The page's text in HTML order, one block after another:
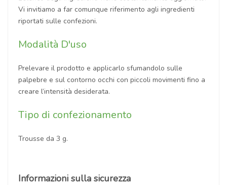
Vi invitiamo a far comunque riferimento agli ingredienti
riportati sulle confezioni.
Modalità D'uso
Prelevare il prodotto e applicarlo sfumandolo sulle
palpebre e sul contorno occhi con piccoli movimenti fino a
creare l’intensità desiderata.
Tipo di confezionamento
Trousse da 3 g.
Informazioni sulla sicurezza